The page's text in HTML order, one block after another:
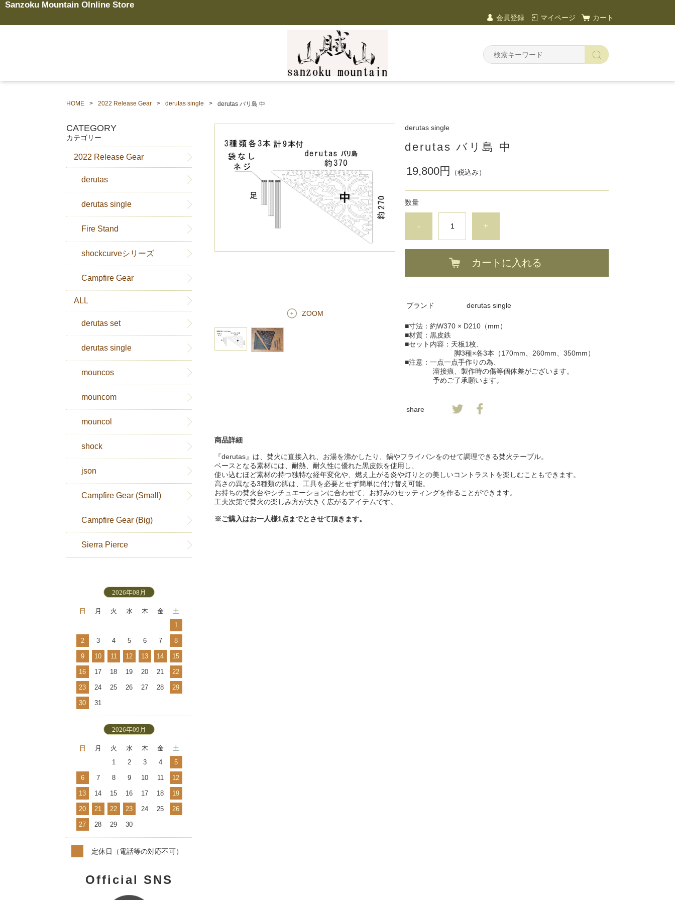
Sanzoku Mountain Olnline Store
会員登録 マイページ カート
HOME 2022 Release Gear derutas single derutas バリ島 中
ZOOM
derutas single
derutas バリ島 中
19,800円
（税込み）
数量
- +
カートに入れる
ブランド derutas single
■寸法：約W370 × D210（mm）
■材質：黒皮鉄
■セット内容：天板1枚、
脚3種×各3本（170mm、260mm、350mm）
■注意：一点一点手作りの為、
溶接痕、製作時の傷等個体差がございます。
予めご了承願います。
share
商品詳細
『derutas』は、焚火に直接入れ、お湯を沸かしたり、鍋やフライパンをのせて調理できる焚火テーブル。
ベースとなる素材には、耐熱、耐久性に優れた黒皮鉄を使用し、
使い込むほど素材の持つ独特な経年変化や、燃え上がる炎や灯りとの美しいコントラストを楽しむこともできます。
高さの異なる3種類の脚は、工具を必要とせず簡単に付け替え可能。
お持ちの焚火台やシチュエーションに合わせて、お好みのセッティングを作ることができます。
工夫次第で焚火の楽しみ方が大きく広がるアイテムです。
※ご購入はお一人様1点までとさせて頂きます。
CATEGORY
カテゴリー
2022 Release Gear
derutas
derutas single
Fire Stand
shockcurveシリーズ
Campfire Gear
ALL
derutas set
derutas single
mouncos
mouncom
mouncol
shock
json
Campfire Gear (Small)
Campfire Gear (Big)
Sierra Pierce
2026年08月
日 月 火 水 木 金
土
1
2 3 4 5 6 7 8
9 10 11 12 13 14 15
16 17 18 19 20 21 22
23 24 25 26 27 28 29
30 31
2026年09月
日 月 火 水 木 金
土
1
2 3 4 5
6 7 8 9 10 11 12
13 14 15 16 17 18 19
20 21 22 23 24 25 26
27 28 29 30
定休日（電話等の対応不可）
Official SNS